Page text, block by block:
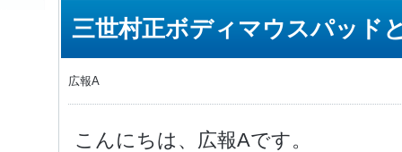
三世村正ボディマウスパッド
広報A
こんにちは、広報Aです。